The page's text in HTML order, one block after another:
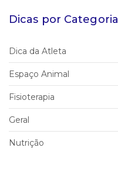
Dicas por Categoria
Dica da Atleta
Espaço Animal
Fisioterapia
Geral
Nutrição